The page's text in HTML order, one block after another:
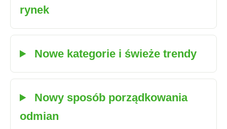
rynek
Nowe kategorie i świeże trendy
Nowy sposób porządkowania
odmian